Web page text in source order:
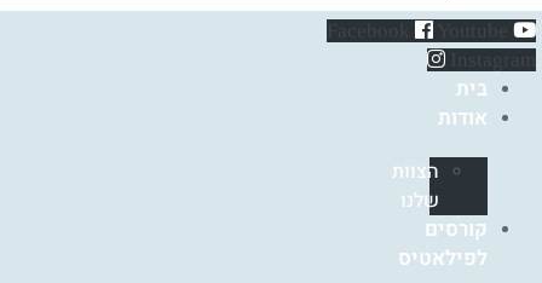
בית
אודות
הצוות
שלנו
קורסים
לפילאטיס